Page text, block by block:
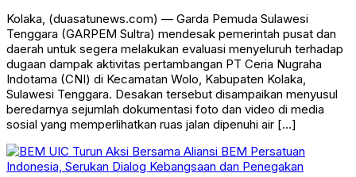
Kolaka, (duasatunews.com) — Garda Pemuda Sulawesi
Tenggara (GARPEM Sultra) mendesak pemerintah pusat dan
daerah untuk segera melakukan evaluasi menyeluruh terhadap
dugaan dampak aktivitas pertambangan PT Ceria Nugraha
Indotama (CNI) di Kecamatan Wolo, Kabupaten Kolaka,
Sulawesi Tenggara. Desakan tersebut disampaikan menyusul
beredarnya sejumlah dokumentasi foto dan video di media
sosial yang memperlihatkan ruas jalan dipenuhi air […]